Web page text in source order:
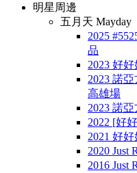
明星周邊
五月天 Mayday
2025
品
2023 好
2023 諾
高雄場
2023 諾
2022 [好
2021 好
2020 Just
2016 Just